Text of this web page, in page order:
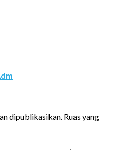
dipublikasikan. Ruas yang